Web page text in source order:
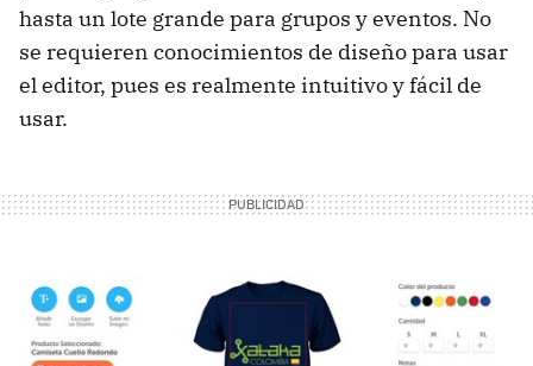
hasta un lote grande para grupos y eventos. No
se requieren conocimientos de diseño para usar
el editor, pues es realmente intuitivo y fácil de
usar.